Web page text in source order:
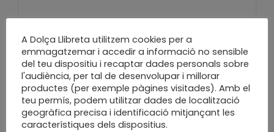
extractos cotidianos
llibre objecte
LEARN MORE
A Dolça Llibreta utilitzem cookies per a
emmagatzemar i accedir a informació no sensible
del teu dispositiu i recaptar dades personals sobre
l'audiència, per tal de desenvolupar i millorar
productes (per exemple pàgines visitades). Amb el
teu permís, podem utilitzar dades de localització
geogràfica precisa i identificació mitjançant les
característiques dels dispositius.